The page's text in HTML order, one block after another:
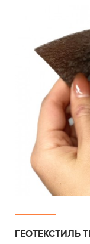
ГЕОТЕКСТИЛЬ